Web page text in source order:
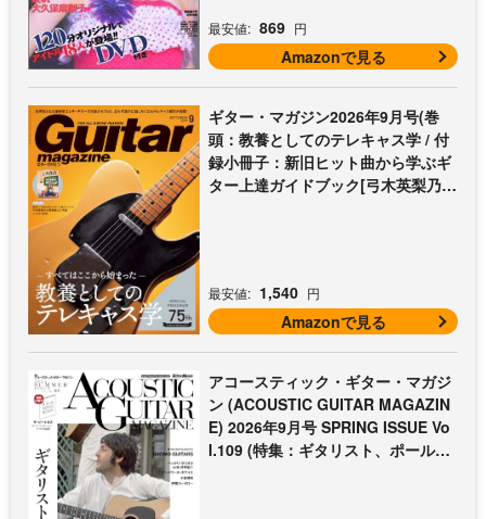
最安値: 869 円
Amazonで見る
ギター・マガジン2026年9月号(巻
頭：教養としてのテレキャス学 / 付
録小冊子：新旧ヒット曲から学ぶギ
ター上達ガイドブック[弓木英梨乃の
最安値: 1,540 円
Amazonで見る
アコースティック・ギター・マガジ
ン (ACOUSTIC GUITAR MAGAZIN
E) 2026年9月号 SPRING ISSUE Vo
l.109 (特集：ギタリスト、ポール・